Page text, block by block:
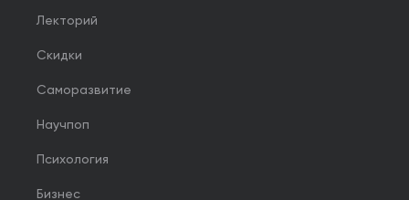
Лекторий
Скидки
Саморазвитие
Научпоп
Психология
Бизнес